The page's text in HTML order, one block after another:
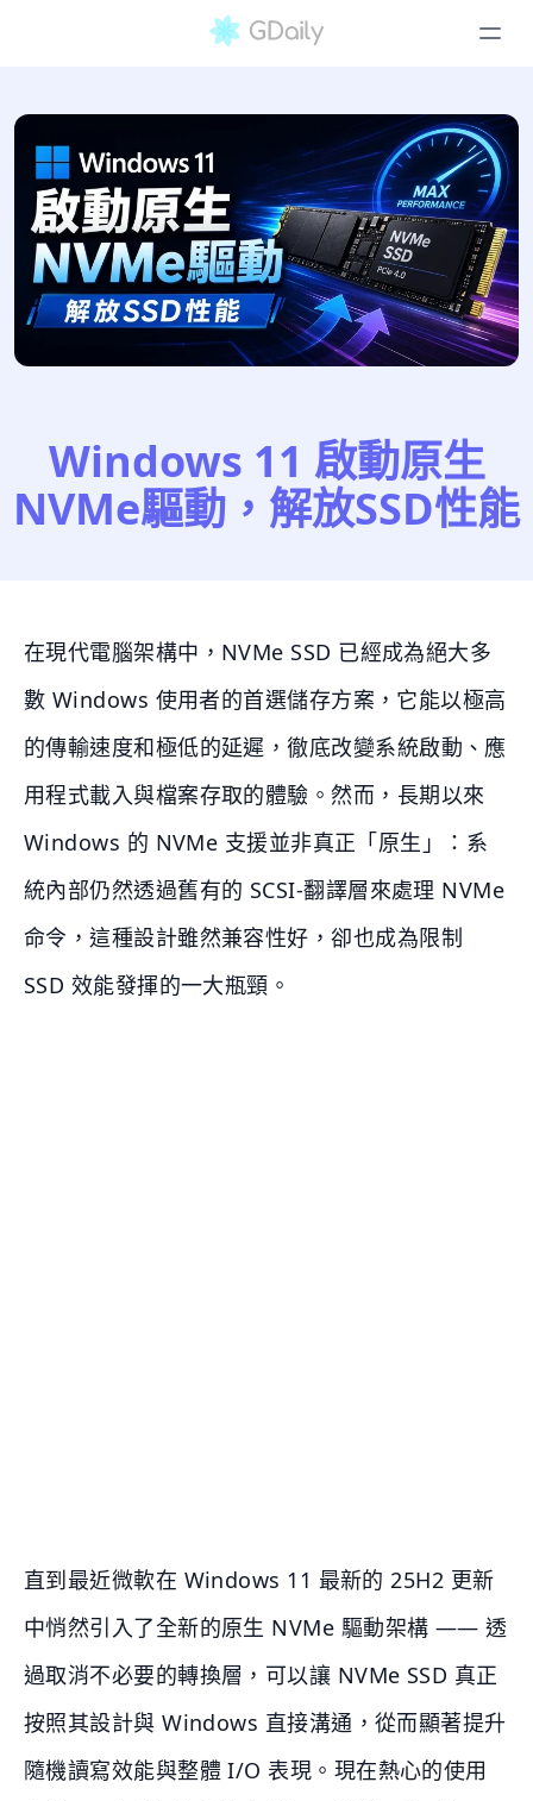
Windows 11 啟動原生
NVMe驅動，解放SSD性能
在現代電腦架構中，NVMe SSD 已經成為絕大多
數 Windows 使用者的首選儲存方案，它能以極高
的傳輸速度和極低的延遲，徹底改變系統啟動、應
用程式載入與檔案存取的體驗。然而，長期以來
Windows 的 NVMe 支援並非真正「原生」：系
統內部仍然透過舊有的 SCSI-翻譯層來處理 NVMe
命令，這種設計雖然兼容性好，卻也成為限制
SSD 效能發揮的一大瓶頸。
直到最近微軟在 Windows 11 最新的 25H2 更新
中悄然引入了全新的原生 NVMe 驅動架構 —— 透
過取消不必要的轉換層，可以讓 NVMe SSD 真正
按照其設計與 Windows 直接溝通，從而顯著提升
隨機讀寫效能與整體 I/O 表現。現在熱心的使用